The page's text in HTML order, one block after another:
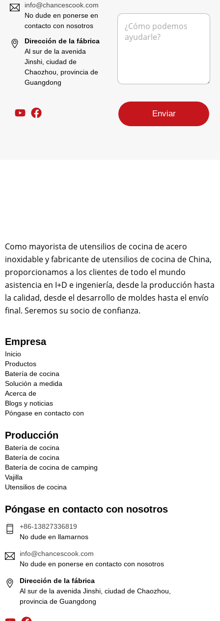
info@chancescook.com
No dude en ponerse en
contacto con nosotros
Dirección de la fábrica
Al sur de la avenida
Jinshi, ciudad de
Chaozhou, provincia de
Guangdong
e
c
o
f
oM
*
o
m
b
l
e
c
t
r
ó
n
i
Enviar
Como mayorista de utensilios de cocina de acero
inoxidable y fabricante de utensilios de cocina de China,
proporcionamos a los clientes de todo el mundo
asistencia en I+D e ingeniería, desde la producción hasta
la calidad, desde el desarrollo de moldes hasta el envío
final. Seremos su socio de confianza.
Empresa
Inicio
Productos
Batería de cocina
Solución a medida
Acerca de
Blogs y noticias
Póngase en contacto con
Producción
Batería de cocina
Batería de cocina
Batería de cocina de camping
Vajilla
Utensilios de cocina
Póngase en contacto con nosotros
+86-13827336819
No dude en llamarnos
info@chancescook.com
No dude en ponerse en contacto con nosotros
Dirección de la fábrica
Al sur de la avenida Jinshi, ciudad de Chaozhou,
provincia de Guangdong